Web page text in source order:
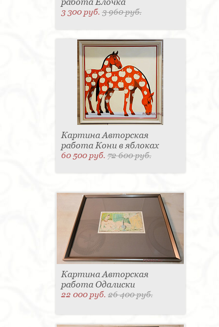
3 300 руб.3 960 руб.
Картина Авторская
работа Кони в яблоках
60 500 руб.72 600 руб.
Картина Авторская
работа Одалиски
22 000 руб.26 400 руб.